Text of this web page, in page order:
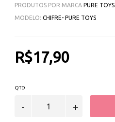
PRODUTOS POR MARCA PURE TOYS
MODELO: CHIFRE- PURE TOYS
R$17,90
QTD